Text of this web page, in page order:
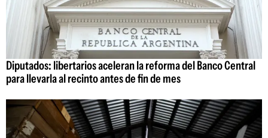
Diputados: libertarios aceleran la reforma del Banco Central
para llevarla al recinto antes de fin de mes